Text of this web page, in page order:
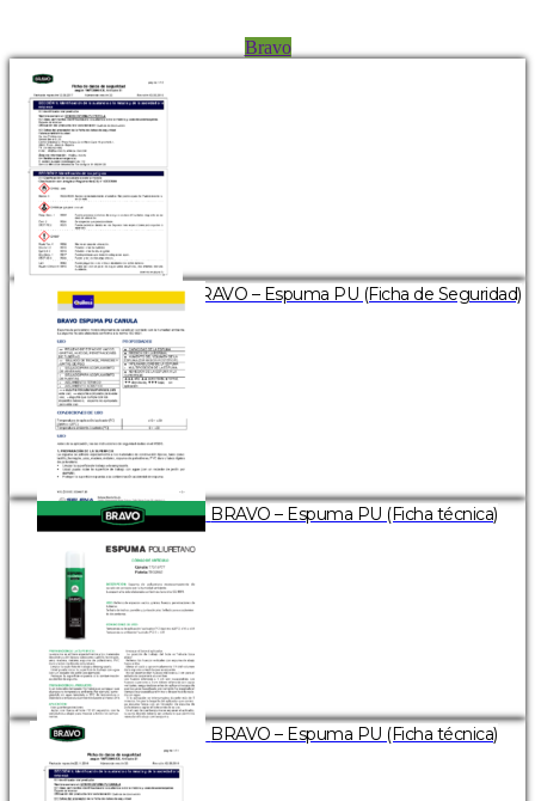
Bravo
BRAVO – Espuma PU (Ficha de Seguridad)
BRAVO – Espuma PU (Ficha técnica)
BRAVO – Espuma PU (Ficha técnica)